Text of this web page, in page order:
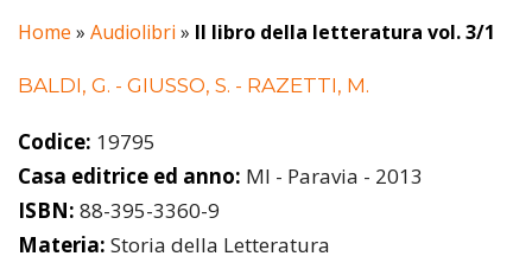
Home » Audiolibri » Il libro della letteratura vol. 3/1
BALDI, G. - GIUSSO, S. - RAZETTI, M.
Codice: 19795
Casa editrice ed anno: MI - Paravia - 2013
ISBN: 88-395-3360-9
Materia: Storia della Letteratura